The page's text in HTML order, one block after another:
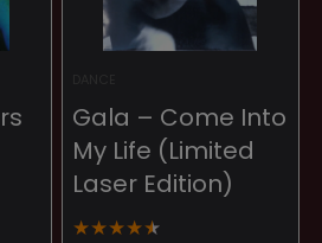
Gala – Come Into
My Life (Limited
Laser Edition)
★★★★★